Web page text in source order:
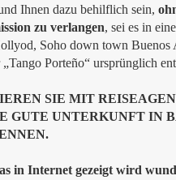
Ihnen dazu behilflich sein,
zu verlangen, sei es in
Soho down town Buenos
Porteño“ ursprünglich
SIE MIT
GUTE UNTERKUNFT IN
in Internet gezeigt wird